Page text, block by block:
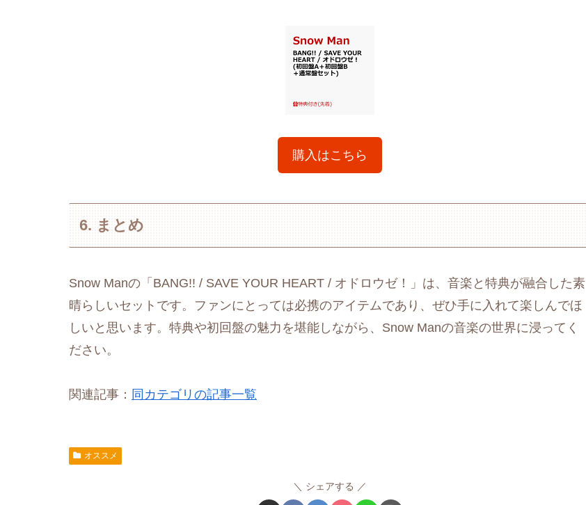
購入はこちら
6. まとめ
Snow Manの「BANG!! / SAVE YOUR HEART / オドロウゼ！」は、音楽と特典が融合した素
晴らしいセットです。ファンにとっては必携のアイテムであり、ぜひ手に入れて楽しんでほ
しいと思います。特典や初回盤の魅力を堪能しながら、Snow Manの音楽の世界に浸ってく
ださい。
関連記事： 同カテゴリの記事一覧
オススメ
シェアする